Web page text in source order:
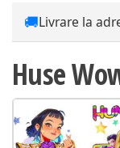
🚚Livrare la
Huse